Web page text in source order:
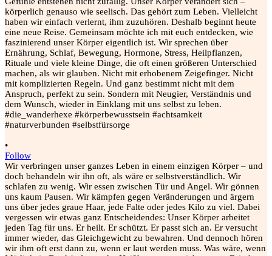
•
Follow
Wir verbringen unser ganzes Leben in einem einzigen Körper – und
doch behandeln wir ihn oft, als wäre er selbstverständlich. Wir
schlafen zu wenig. Wir essen zwischen Tür und Angel. Wir gönnen
uns kaum Pausen. Wir kämpfen gegen Veränderungen und ärgern
uns über jedes graue Haar, jede Falte oder jedes Kilo zu viel. Dabei
vergessen wir etwas ganz Entscheidendes: Unser Körper arbeitet
jeden Tag für uns. Er heilt. Er schützt. Er passt sich an. Er versucht
immer wieder, das Gleichgewicht zu bewahren. Und dennoch hören
wir ihm oft erst dann zu, wenn er laut werden muss. Was wäre, wenn